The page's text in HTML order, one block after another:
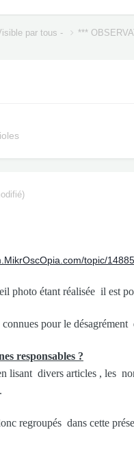
par tous - ***
topic/
photo étant réalisée il est
pour le
responsables ?
lisant divers articles , les
regroupés dans cette